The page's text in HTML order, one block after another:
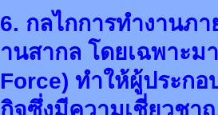
6. กลไกการทำงานภ
านสากล โดยเฉพาะม
Force) ทำให้ผู้ประก
กิจซึ่งมีความเชี่ยวชา